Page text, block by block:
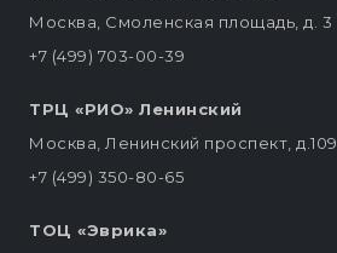
Москва, Смоленская площадь, д. 3
+7 (499) 703-00-39
ТРЦ «РИО» Ленинский
Москва, Ленинский проспект, д.109
+7 (499) 350-80-65
ТОЦ «Эврика»